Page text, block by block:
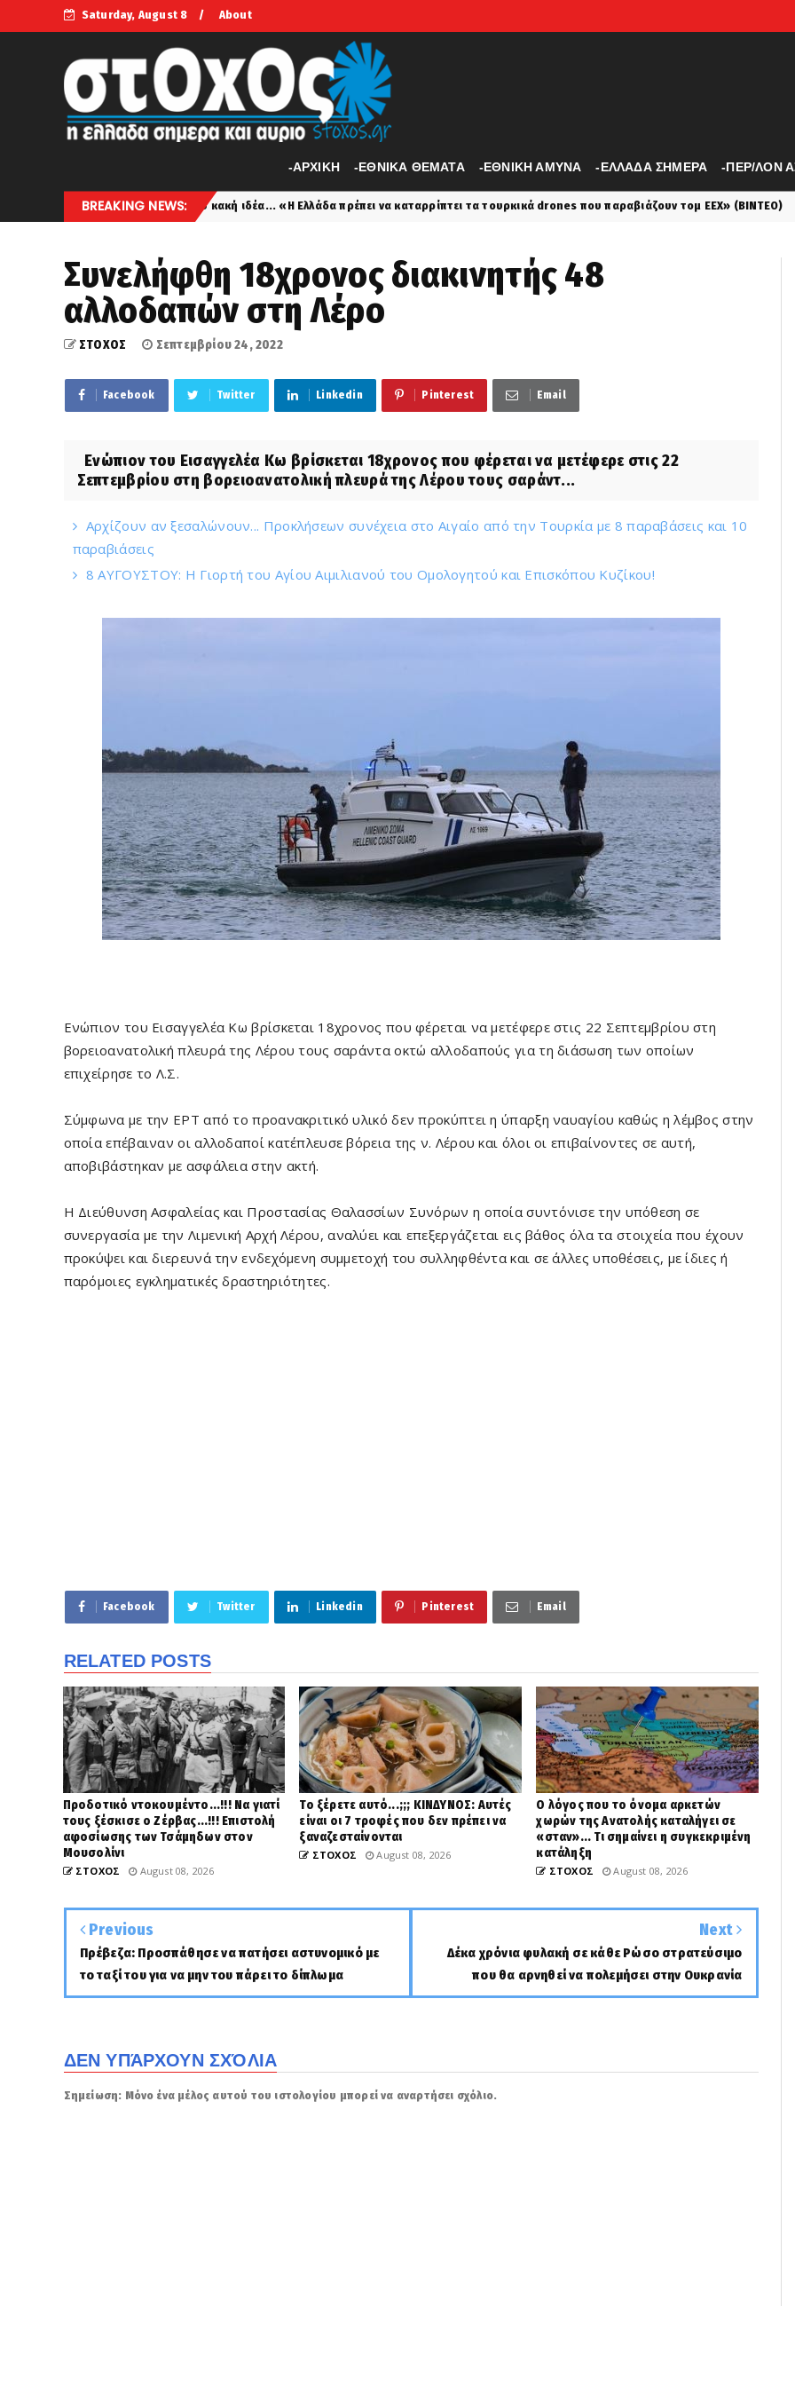
Saturday, August 8 About
-APXIKH -ΕΘΝΙΚΑ ΘΕΜΑΤΑ -ΕΘΝΙΚΗ ΑΜΥΝΑ -ΕΛΛΑΔΑ ΣΗΜΕΡΑ -ΠΕΡ/ΛΟΝ
BREAKING NEWS:
Δεν είναι καθόλου κακή ιδέα... «Η Ελλάδα πρέπει να καταρρίπτει τα τουρκικά drones που παραβιάζουν τομ ΕΕΧ» (ΒΙΝΤΕΟ) latest
Συνελήφθη 18χρονος διακινητής 48
αλλοδαπών στη Λέρο
ΣΤΟΧΟΣ Σεπτεμβρίου 24, 2022
Facebook Twitter Linkedin Pinterest Email
Ενώπιον του Εισαγγελέα Κω βρίσκεται 18χρονος που φέρεται να μετέφερε στις 22
Σεπτεμβρίου στη βορειοανατολική πλευρά της Λέρου τους σαράντ...
Αρχίζουν αν ξεσαλώνουν... Προκλήσεων συνέχεια στο Αιγαίο από την Τουρκία με 8 παραβάσεις και 10
παραβιάσεις
8 ΑΥΓΟΥΣΤΟΥ: Η Γιορτή του Αγίου Αιμιλιανού του Ομολογητού και Επισκόπου Κυζίκου!
Ενώπιον του Εισαγγελέα Κω βρίσκεται 18χρονος που φέρεται να μετέφερε στις 22 Σεπτεμβρίου στη
βορειοανατολική πλευρά της Λέρου τους σαράντα οκτώ αλλοδαπούς για τη διάσωση των οποίων
επιχείρησε το Λ.Σ.
Σύμφωνα με την ΕΡΤ από το προανακριτικό υλικό δεν προκύπτει η ύπαρξη ναυαγίου καθώς η λέμβος στην
οποία επέβαιναν οι αλλοδαποί κατέπλευσε βόρεια της ν. Λέρου και όλοι οι επιβαίνοντες σε αυτή,
αποβιβάστηκαν με ασφάλεια στην ακτή.
Η Διεύθυνση Ασφαλείας και Προστασίας Θαλασσίων Συνόρων η οποία συντόνισε την υπόθεση σε
συνεργασία με την Λιμενική Αρχή Λέρου, αναλύει και επεξεργάζεται εις βάθος όλα τα στοιχεία που έχουν
προκύψει και διερευνά την ενδεχόμενη συμμετοχή του συλληφθέντα και σε άλλες υποθέσεις, με ίδιες ή
παρόμοιες εγκληματικές δραστηριότητες.
Facebook Twitter Linkedin Pinterest Email
RELATED POSTS
Προδοτικό ντοκουμέντο...!!! Να γιατί
τους ξέσκισε ο Ζέρβας...!!! Επιστολή
αφοσίωσης των Τσάμηδων στον
Μουσολίνι
ΣΤΟΧΟΣ August 08, 2026
Το ξέρετε αυτό...;;; ΚΙΝΔΥΝΟΣ: Αυτές
είναι οι 7 τροφές που δεν πρέπει να
ξαναζεσταίνονται
ΣΤΟΧΟΣ August 08, 2026
Ο λόγος που το όνομα αρκετών
χωρών της Ανατολής καταλήγει σε
«σταν»... Τι σημαίνει η συγκεκριμένη
κατάληξη
ΣΤΟΧΟΣ August 08, 2026
Previous
Πρέβεζα: Προσπάθησε να πατήσει αστυνομικό με
το ταξί του για να μην του πάρει το δίπλωμα
Next
Δέκα χρόνια φυλακή σε κάθε Ρώσο στρατεύσιμο
που θα αρνηθεί να πολεμήσει στην Ουκρανία
ΔΕΝ ΥΠΆΡΧΟΥΝ ΣΧΌΛΙΑ
Σημείωση: Μόνο ένα μέλος αυτού του ιστολογίου μπορεί να αναρτήσει σχόλιο.